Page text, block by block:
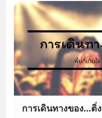
การเดินทางของ...ติ่ง